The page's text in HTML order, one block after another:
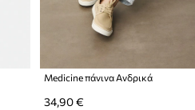
Medicine πάνινα Ανδρικά
34,90 €